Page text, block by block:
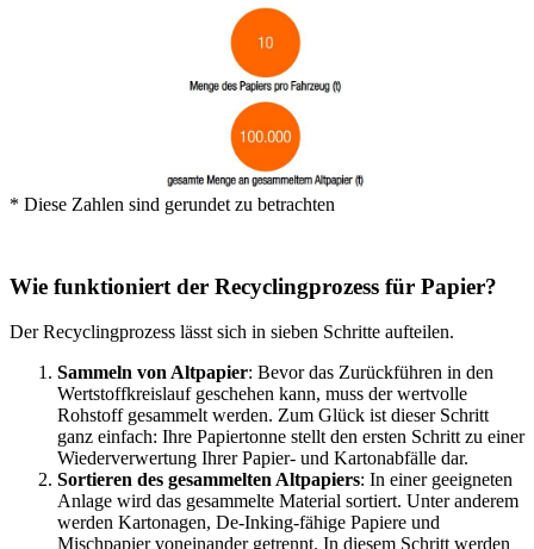
* Diese Zahlen sind gerundet zu betrachten
Wie funktioniert der Recyclingprozess für Papier?
Der Recyclingprozess lässt sich in sieben Schritte aufteilen.
Sammeln von Altpapier: Bevor das Zurückführen in den
Wertstoffkreislauf geschehen kann, muss der wertvolle
Rohstoff gesammelt werden. Zum Glück ist dieser Schritt
ganz einfach: Ihre Papiertonne stellt den ersten Schritt zu einer
Wiederverwertung Ihrer Papier- und Kartonabfälle dar.
Sortieren des gesammelten Altpapiers: In einer geeigneten
Anlage wird das gesammelte Material sortiert. Unter anderem
werden Kartonagen, De-Inking-fähige Papiere und
Mischpapier voneinander getrennt. In diesem Schritt werden